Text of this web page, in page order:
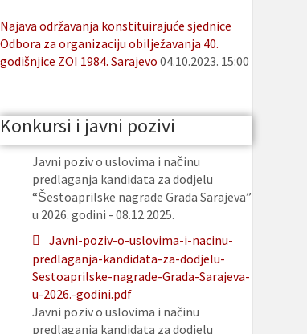
Najava održavanja konstituirajuće sjednice
Odbora za organizaciju obilježavanja 40.
godišnjice ZOI 1984. Sarajevo 04.10.2023. 15:00
Konkursi i javni pozivi
Javni poziv o uslovima i načinu
predlaganja kandidata za dodjelu
“Šestoaprilske nagrade Grada Sarajeva”
u 2026. godini - 08.12.2025.
Javni-poziv-o-uslovima-i-nacinu-
predlaganja-kandidata-za-dodjelu-
Sestoaprilske-nagrade-Grada-Sarajeva-
u-2026.-godini.pdf
Javni poziv o uslovima i načinu
predlaganja kandidata za dodjelu